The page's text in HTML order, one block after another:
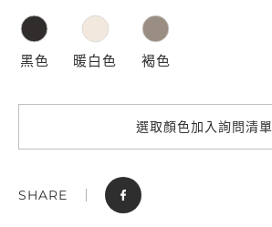
黑色 暖白色 褐色
選取顏色加入詢問清單
SHARE